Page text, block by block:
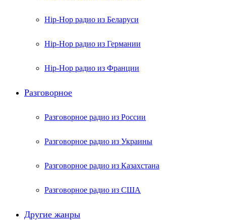
Hip-Hop радио из Беларуси
Hip-Hop радио из Германии
Hip-Hop радио из Франции
Разговорное
Разговорное радио из России
Разговорное радио из Украины
Разговорное радио из Казахстана
Разговорное радио из США
Другие жанры